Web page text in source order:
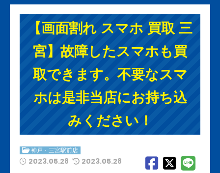
【画面割れ スマホ 買取 三
宮】故障したスマホも買
取できます。不要なスマ
ホは是非当店にお持ち込
みください！
神戸・三宮駅前店
2023.05.28 2023.05.28